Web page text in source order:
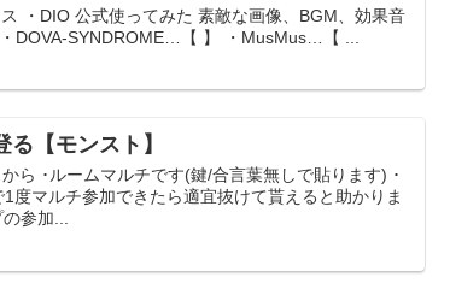
・DIO 公式使ってみた 素敵な画像、BGM、効果音
DOVA-SYNDROME…【 】 ・MusMus…【 ...
る【モンスト】
ら ･ルームマルチです(鍵/合言葉無しで貼ります) ･
度マルチ参加できたら適宜抜けて貰えると助かりま
参加...